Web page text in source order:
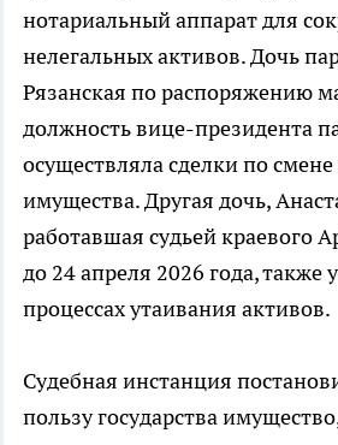
нотариальный аппарат для
нелегальных активов. Дочь
Рязанская по распоряжению
должность вице-президента
осуществляла сделки по
имущества. Другая дочь,
работавшая судьей краевого
до 24 апреля 2026 года, также
процессах утаивания активов.
Судебная инстанция
пользу государства